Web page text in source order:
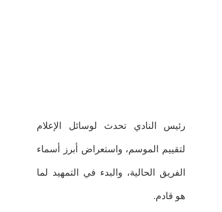
رئيس النادي تحدث لوسائل الإعلام
لتقييم الموسم، واستعراض أبرز أسماء
الفريق الحالية، والبدء في التمهيد لما
هو قادم.